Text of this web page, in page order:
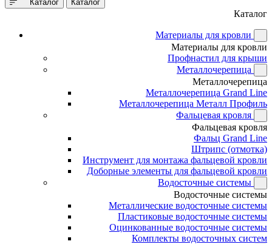
Каталог Каталог
Каталог
Материалы для кровли
Материалы для кровли
Профнастил для крыши
Металлочерепица
Металлочерепица
Металлочерепица Grand Line
Металлочерепица Металл Профиль
Фальцевая кровля
Фальцевая кровля
Фальц Grand Line
Штрипс (отмотка)
Инструмент для монтажа фальцевой кровли
Доборные элементы для фальцевой кровли
Водосточные системы
Водосточные системы
Металлические водосточные системы
Пластиковые водосточные системы
Оцинкованные водосточные системы
Комплекты водосточных систем